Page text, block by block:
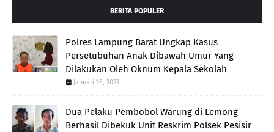
BERITA POPULER
Polres Lampung Barat Ungkap Kasus
Persetubuhan Anak Dibawah Umur Yang
Dilakukan Oleh Oknum Kepala Sekolah
Januari 16, 2023
Dua Pelaku Pembobol Warung di Lemong
Berhasil Dibekuk Unit Reskrim Polsek Pesisir